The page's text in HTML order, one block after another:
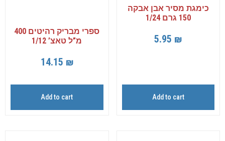
כימגת מסיר אבן אבקה
150 גרם 1/24
5.95 ₪
Add to cart
ספרי מבריק רהיטים 400
מ”ל טאצ’ 1/12
14.15 ₪
Add to cart